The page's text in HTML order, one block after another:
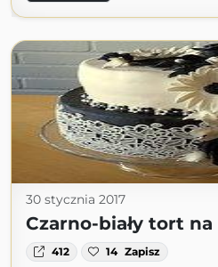
30 stycznia 2017
Czarno-biały tort
412 14 Zapisz